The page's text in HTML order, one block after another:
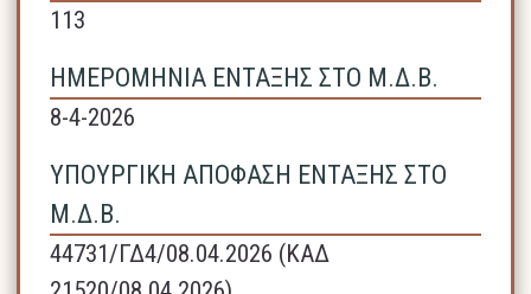
113
ΗΜΕΡΟΜΗΝΙΑ ΕΝΤΑΞΗΣ ΣΤΟ Μ.Δ.Β.
8-4-2026
ΥΠΟΥΡΓΙΚΗ ΑΠΟΦΑΣΗ ΕΝΤΑΞΗΣ ΣΤΟ
Μ.Δ.Β.
44731/ΓΔ4/08.04.2026 (ΚΑΔ